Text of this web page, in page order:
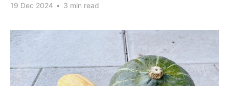
19 Dec 2024 • 3 min read